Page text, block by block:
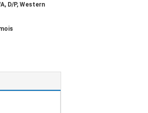
D/P, Western